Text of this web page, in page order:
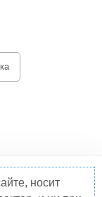
носит